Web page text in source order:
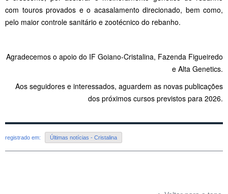
com touros provados e o acasalamento direcionado, bem como,
pelo maior controle sanitário e zootécnico do rebanho.
Agradecemos o apoio do IF Goiano-Cristalina, Fazenda Figueiredo
e Alta Genetics.
Aos seguidores e interessados, aguardem as novas publicações
dos próximos cursos previstos para 2026.
registrado em: Últimas notícias - Cristalina